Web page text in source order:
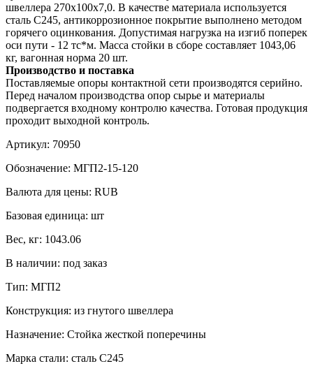
швеллера 270х100х7,0. В качестве материала используется
сталь С245, антикоррозионное покрытие выполнено методом
горячего оцинкования. Допустимая нагрузка на изгиб поперек
оси пути - 12 тс*м. Масса стойки в сборе составляет 1043,06
кг, вагонная норма 20 шт.
Производство и поставка
Поставляемые опоры контактной сети производятся серийно.
Перед началом производства опор сырье и материалы
подвергается входному контролю качества. Готовая продукция
проходит выходной контроль.
Артикул: 70950
Обозначение: МГП2-15-120
Валюта для цены: RUB
Базовая единица: шт
Вес, кг: 1043.06
В наличии: под заказ
Тип: МГП2
Конструкция: из гнутого швеллера
Назначение: Стойка жесткой поперечины
Марка стали: сталь С245